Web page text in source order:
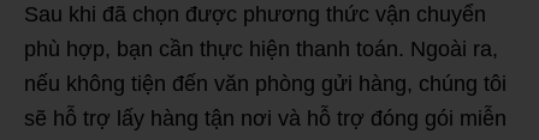
Sau khi đã chọn được phương thức vận chuyển
phù hợp, bạn cần thực hiện thanh toán. Ngoài ra,
nếu không tiện đến văn phòng gửi hàng, chúng tôi
sẽ hỗ trợ lấy hàng tận nơi và hỗ trợ đóng gói miễn